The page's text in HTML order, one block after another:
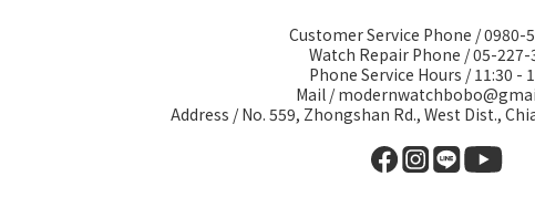
Customer Service Phone / 0980-
Watch Repair Phone / 05-227-
Phone Service Hours / 11:30 -
Mail /
Address / No. 559, Zhongshan Rd., West Dist.,